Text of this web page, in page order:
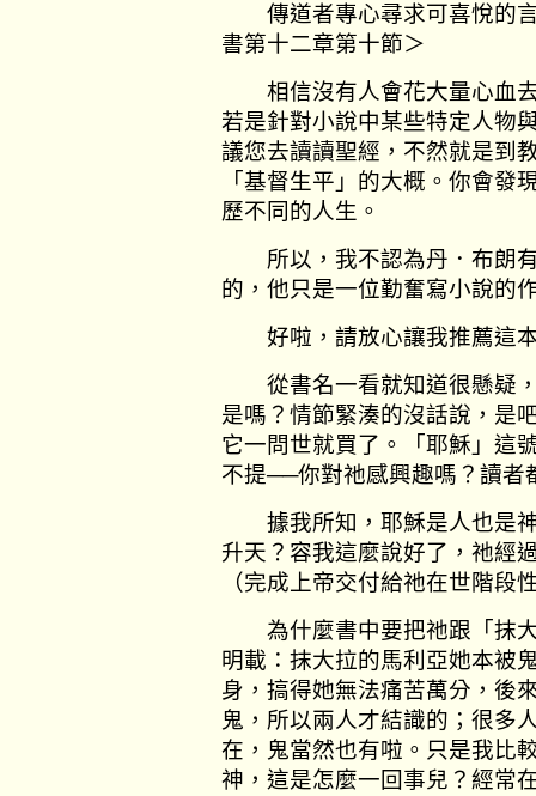
傳道者專心尋求可喜悅的言
書第十二章第十節＞
相信沒有人會花大量心血去
若是針對小說中某些特定人物
議您去讀讀聖經，不然就是到
「基督生平」的大概。你會發
歷不同的人生。
所以，我不認為丹．布朗有
的，他只是一位勤奮寫小說
好啦，請放心讓我推薦這本
從書名一看就知道很懸疑，
是嗎？情節緊湊的沒話說，是
它一問世就買了。「耶穌」這
不提──你對祂感興趣嗎？讀者
據我所知，耶穌是人也是神
升天？容我這麼說好了，祂
（完成上帝交付給祂在世
為什麼書中要把祂跟「抹大
明載：抹大拉的馬利亞她本被
身，搞得她無法痛苦萬分，後
鬼，所以兩人才結識的；很多
在，鬼當然也有啦。只是我比
神，這是怎麼一回事兒？經常